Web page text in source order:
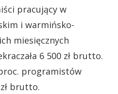
pracujący w
i warmińsko-
miesięcznych
6 500 zł brutto.
programistów
brutto.